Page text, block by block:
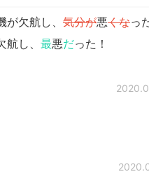
欠航し、 気分が悪くなっ
し、 最悪だった！